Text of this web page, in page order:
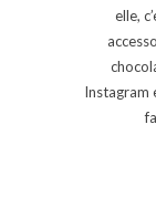
elle,
Instagram